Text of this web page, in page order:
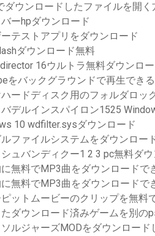
ダウンロードしたファイルを開く
バーhpダウンロード
テストアプリをダウンロード
ダウンロード無料
16ウルトラ無料ダウンロ
をバックグラウンドで再生でき
ードディスク用のフォルダロッ
バデルインスパイロン1525
10 wdfilter.sysダウンロード
ファイルシステムをダウンロー
ュバンディクー1 2 3 pc無料ダ
無料でMP3曲をダウンロードで
無料でMP3曲をダウンロードで
ットムービーのクリップを無料
ダウンロード済みゲームを別の
ルジャーズMODをダウンロー